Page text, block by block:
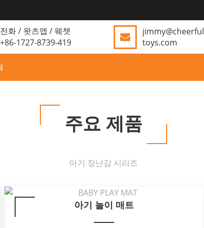
전화 / 왓츠앱 / 웨챗
+86-1727-8739-419
jimmy@cheerful
toys.com
주요 제품
아기 장난감 시리즈
아기 놀이 매트